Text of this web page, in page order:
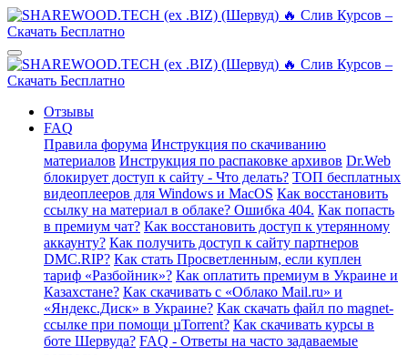
Отзывы
FAQ
Правила форума Инструкция по скачиванию
материалов Инструкция по распаковке архивов Dr.Web
блокирует доступ к сайту - Что делать? ТОП бесплатных
видеоплееров для Windows и MacOS Как восстановить
ссылку на материал в облаке? Ошибка 404. Как попасть
в премиум чат? Как восстановить доступ к утерянному
аккаунту? Как получить доступ к сайту партнеров
DMC.RIP? Как стать Просветленным, если куплен
тариф «Разбойник»? Как оплатить премиум в Украине и
Казахстане? Как скачивать с «Облако Mail.ru» и
«Яндекс.Диск» в Украине? Как скачать файл по magnet-
ссылке при помощи µTorrent? Как скачивать курсы в
боте Шервуда? FAQ - Ответы на часто задаваемые